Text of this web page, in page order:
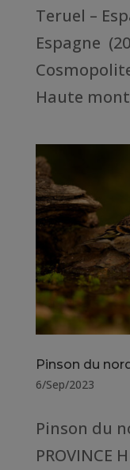
Teruel –
Espagne
Haute
Pinson du
6/Sep/2023
Pinson du
PROVINCE